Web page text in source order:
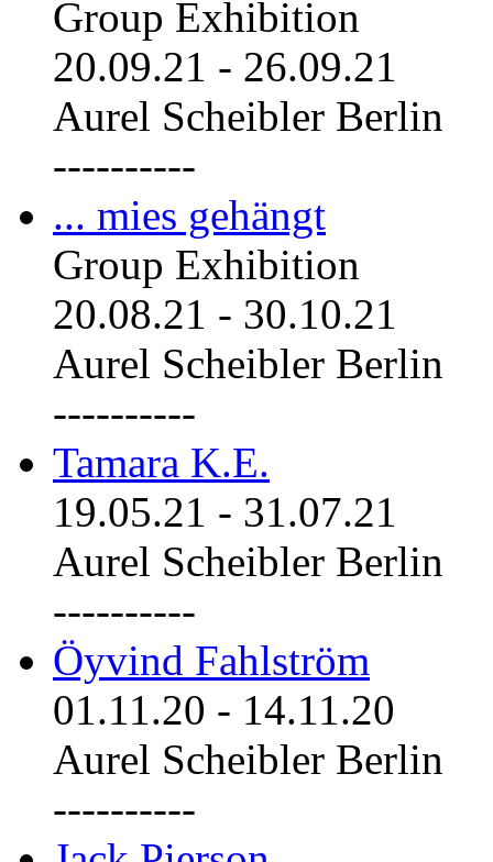
Group Exhibition
20.09.21 - 26.09.21
Aurel Scheibler Berlin
----------
... mies gehängt
Group Exhibition
20.08.21 - 30.10.21
Aurel Scheibler Berlin
----------
Tamara K.E.
19.05.21 - 31.07.21
Aurel Scheibler Berlin
----------
Öyvind Fahlström
01.11.20 - 14.11.20
Aurel Scheibler Berlin
----------